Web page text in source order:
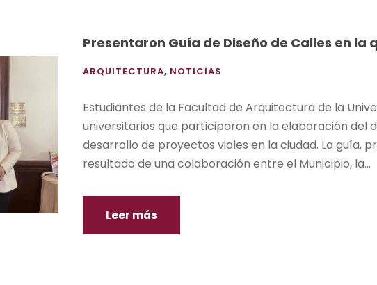
Presentaron Guía de Diseño de Calles en la
ARQUITECTURA, NOTICIAS
Estudiantes de la Facultad de Arquitectura de la
universitarios que participaron en la elaboración
desarrollo de proyectos viales en la ciudad. La guía,
resultado de una colaboración entre el Municipio, la...
Leer más